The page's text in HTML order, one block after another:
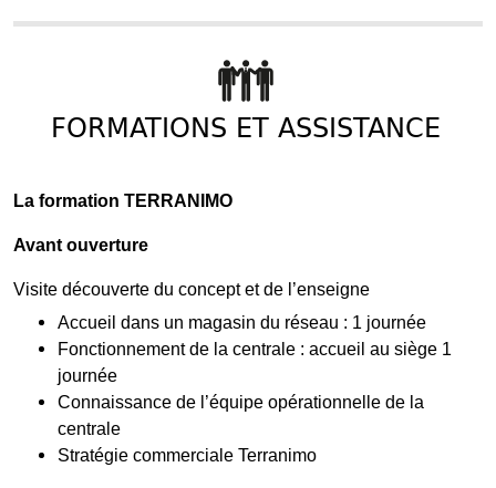
FORMATIONS ET ASSISTANCE
La formation TERRANIMO
Avant ouverture
Visite découverte du concept et de l’enseigne
Accueil dans un magasin du réseau : 1 journée
Fonctionnement de la centrale : accueil au siège 1
journée
Connaissance de l’équipe opérationnelle de la
centrale
Stratégie commerciale Terranimo